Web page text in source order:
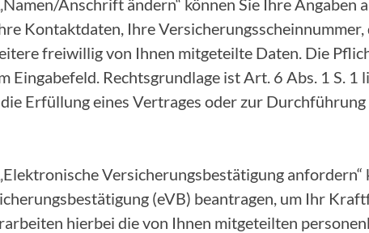
Anschrift ändern“ können Sie Ihre Angaben
Kontaktdaten, Ihre
freiwillig von Ihnen mitgeteilte Daten. Die
Eingabefeld. Rechtsgrundlage ist Art. 6 Abs. 1 S.
Erfüllung eines Vertrages oder zur
Versicherungsbestätigung anfordern“
(eVB) beantragen, um Ihr
hierbei die von Ihnen mitgeteilten